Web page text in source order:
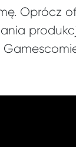
Oprócz